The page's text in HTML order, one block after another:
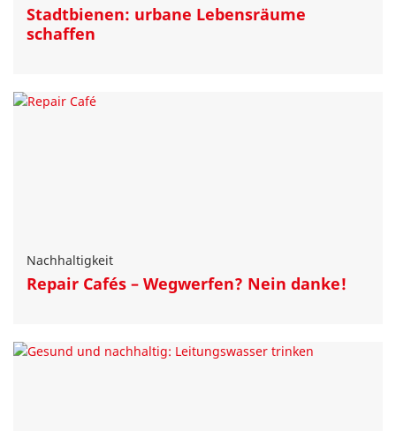
Stadtbienen: urbane Lebensräume
schaffen
Nachhaltigkeit
Repair Cafés – Wegwerfen? Nein danke!